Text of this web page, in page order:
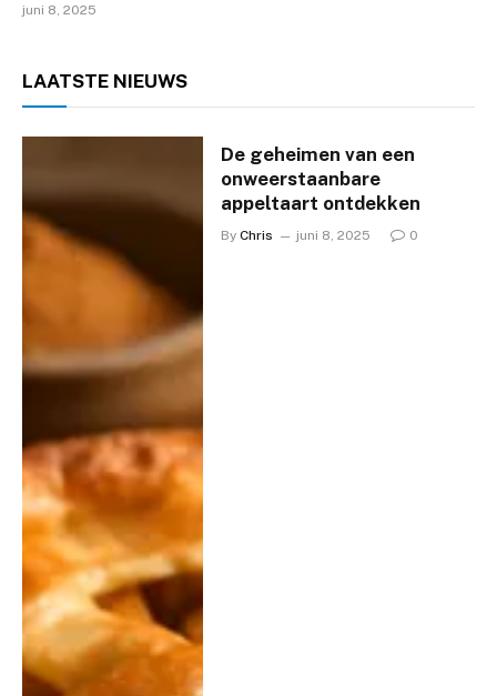
juni 8, 2025
LAATSTE NIEUWS
De geheimen van een
onweerstaanbare
appeltaart ontdekken
By Chris juni 8, 2025 0